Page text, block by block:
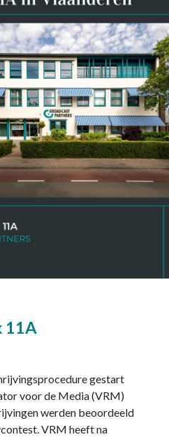
11A
gestart
voor de Media (VRM)
werden beoordeeld
VRM heeft na